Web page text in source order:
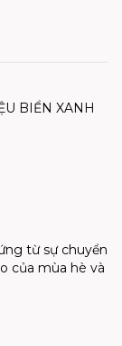
BIỂN XANH
từ sự chuyển
của mùa hè và